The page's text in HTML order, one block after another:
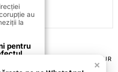
POLITICA DE ANULARE & RETUR
CONTACT
×
au
la
pentru
anunță
ADR